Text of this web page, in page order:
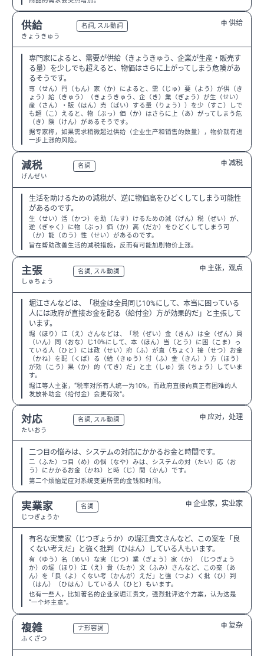
供給
きょうきゅう
名詞, スル動詞 中 供给
専門家によると、需要が供給（きょうきゅう、企業が生産・販売す
る量）を少しでも超えると、物価はさらに上がってしまう危険があ
るそうです。
専（せん）門（もん）家（か）によると、需（じゅ）要（よう）が供（き
ょう）給（きゅう）（きょうきゅう、企（き）業（ぎょう）が生（せい）
産（さん）・販（はん）売（ばい）する量（りょう））を少（すこ）しで
も超（こ）えると、物（ぶっ）価（か）はさらに上（あ）がってしまう危
（き）険（けん）があるそうです。
据专家称，如果需求稍微超过供给（企业生产和销售的数量），物价就有进
一步上涨的风险。
減税
げんぜい
名詞 中 减税
生活を助けるための減税が、逆に物価高をひどくしてしまう可能性
があるのです。
生（せい）活（かつ）を助（たす）けるための減（げん）税（ぜい）が、
逆（ぎゃく）に物（ぶっ）価（か）高（だか）をひどくしてしまう可
（か）能（のう）性（せい）があるのです。
旨在帮助改善生活的减税措施，反而有可能加剧物价上涨。
主張
しゅちょう
名詞, スル動詞 中 主张，观点
堀江さんなどは、「税金は全員同じ10%にして、本当に困っている
人には政府が直接お金を配る（給付金）方が効果的だ」と主張して
います。
堀（ほり）江（え）さんなどは、「税（ぜい）金（きん）は全（ぜん）員
（いん）同（おな）じ10%にして、本（ほん）当（とう）に困（こま）っ
ている人（ひと）には政（せい）府（ふ）が直（ちょく）接（せつ）お金
（かね）を配（くば）る（給（きゅう）付（ふ）金（きん））方（ほう）
が効（こう）果（か）的（てき）だ」と主（しゅ）張（ちょう）していま
す。
堀江等人主张，“税率对所有人统一为10%，而政府直接向真正有困难的人
发放补助金（给付金）会更有效”。
対応
たいおう
名詞, スル動詞 中 应对，处理
二つ目の悩みは、システムの対応にかかるお金と時間です。
二（ふた）つ目（め）の悩（なや）みは、システムの対（たい）応（お
う）にかかるお金（かね）と時（じ）間（かん）です。
第二个烦恼是应对系统变更所需的金钱和时间。
実業家
じつぎょうか
名詞 中 企业家，实业家
有名な実業家（じつぎょうか）の堀江貴文さんなど、この案を「良
くない考えだ」と強く批判（ひはん）している人もいます。
有（ゆう）名（めい）な実（じつ）業（ぎょう）家（か）（じつぎょう
か）の堀（ほり）江（え）貴（たか）文（ふみ）さんなど、この案（あ
ん）を「良（よ）くない考（かんが）えだ」と強（つよ）く批（ひ）判
（はん）（ひはん）している人（ひと）もいます。
也有一些人，比如著名的企业家堀江贵文，强烈批评这个方案，认为这是
“一个坏主意”。
複雑
ふくざつ
ナ形容詞 中 复杂